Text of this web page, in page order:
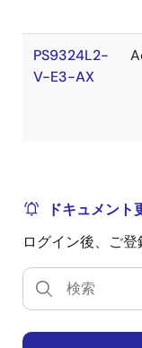
PS9324L2-
V-E3-AX
ドキュメント
ログイン後、ご登